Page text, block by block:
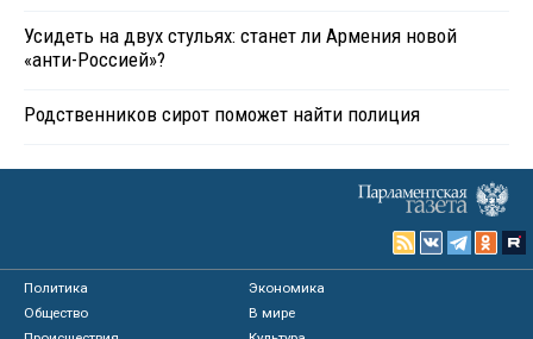
Усидеть на двух стульях: станет ли Армения новой
«анти-Россией»?
Родственников сирот поможет найти полиция
Политика
Экономика
Общество
В мире